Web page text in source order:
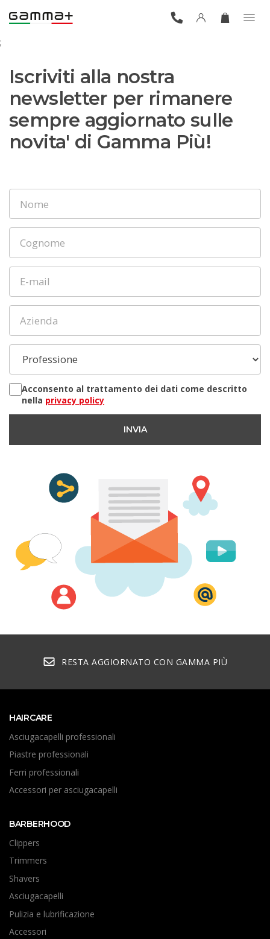
;
Iscriviti alla nostra
newsletter per rimanere
sempre aggiornato sulle
novita' di Gamma Più!
Acconsento al trattamento dei dati come descritto
nella privacy policy
RESTA AGGIORNATO CON GAMMA PIÙ
HAIRCARE
Asciugacapelli professionali
Piastre professionali
Ferri professionali
Accessori per asciugacapelli
BARBERHOOD
Clippers
Trimmers
Shavers
Asciugacapelli
Pulizia e lubrificazione
Accessori